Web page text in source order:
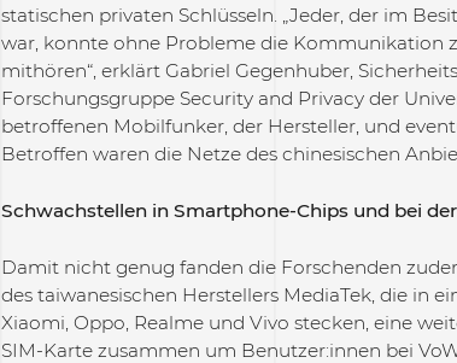
statischen privaten Schlüsseln. „Jeder, der im
war, konnte ohne Probleme die Kommunikation
mithören“, erklärt Gabriel Gegenhuber,
Forschungsgruppe Security and Privacy der
betroffenen Mobilfunker, der Hersteller, und
Betroffen waren die Netze des chinesischen
Schwachstellen in Smartphone-Chips und bei
Damit nicht genug fanden die Forschenden
des taiwanesischen Herstellers MediaTek, die in
Xiaomi, Oppo, Realme und Vivo stecken, eine
SIM-Karte zusammen um Benutzer:innen bei